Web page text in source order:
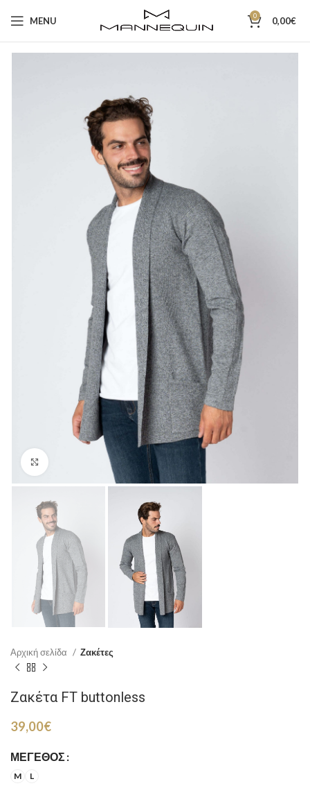
MENU 0 0,00€
Click to enlarge
Αρχική σελίδα Ζακέτες
Ζακέτα FT buttonless
39,00€
ΜΈΓΕΘΟΣ
M L